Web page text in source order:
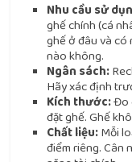
Nhu cầu sử
ghế chính (cá
ghế ở đâu và có
nào không.
Ngân sách:
Hãy xác định
Kích thước:Đo
đặt ghế. Ghế
Chất liệu:Mỗi
điểm riêng. Cân